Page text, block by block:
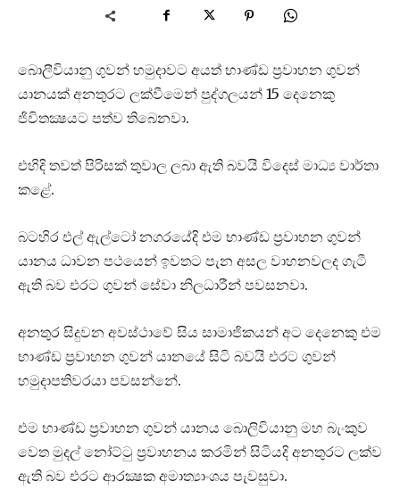
බොලීවියානු ගුවන් හමුදාවට අයත් භාණ්ඩ ප්‍රවාහන ගුවන්
යානයක් අනතුරට ලක්වීමෙන් පුද්ගලයන් 15 දෙනෙකු
ජිවිතක්‍ෂයට පත්ව තිබෙනවා.
එහිදි තවත් පිරිසක් තුවාල ලබා ඇති බවයි විදෙස් මාධ්‍ය වාර්තා
කළේ.
බටහිර එල් ඇල්ටෝ නගරයේදි එම භාණ්ඩ ප්‍රවාහන ගුවන්
යානය ධාවන පථයෙන් ඉවතට පැන අසල වාහනවලද ගැටී
ඇති බව එරට ගුවන් සේවා නිලධාරීන් පවසනවා.
අනතුර සිදුවන අවස්ථාවේ සිය සාමාජිකයන් අට දෙනෙකු එම
භාණ්ඩ ප්‍රවාහන ගුවන් යානයේ සිටි බවයි එරට ගුවන්
හමුදාපතිවරයා පවසන්නේ.
එම භාණ්ඩ ප්‍රවාහන ගුවන් යානය බොලිවියානු මහ බැංකුව
වෙත මුදල් නෝට්ටු ප්‍රවාහනය කරමින් සිටියදි අනතුරට ලක්ව
ඇති බව එරට ආරක්‍ෂක අමාත්‍යාංශය පැවසුවා.